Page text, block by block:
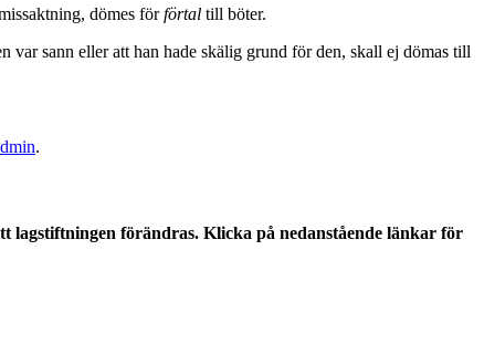
dömes förförtal till böter.
var sann eller att han hade skälig grund för den, skall ej dömas till
.
lagstiftningen förändras. Klicka på nedanstående länkar för